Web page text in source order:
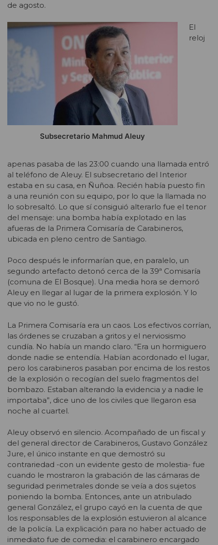
de agosto.
Subsecretario Mahmud Aleuy
El
reloj
apenas pasaba de las 23:00 cuando una llamada entró
al teléfono de Aleuy. El subsecretario del Interior
estaba en su casa, en Ñuñoa. Recién había puesto fin
a una reunión con su equipo, por lo que la llamada no
lo sobresaltó. Lo que sí consiguió alterarlo fue el tenor
del mensaje: una bomba había explotado en las
afueras de la Primera Comisaría de Carabineros,
ubicada en pleno centro de Santiago.
Poco después le informarían que, en paralelo, un
segundo artefacto detonó cerca de la 39ª Comisaría
(comuna de El Bosque). Una media hora se demoró
Aleuy en llegar al lugar de la primera explosión. Y lo
que vio no le gustó.
La Primera Comisaría era un caos. Los efectivos corrían,
las órdenes se cruzaban a gritos y el nerviosismo
cundía. No había un mando claro. “Era un hormiguero
donde nadie se entendía. Habían acordonado el lugar,
pero los carabineros pasaban por encima de los restos
de la explosión o recogían del suelo fragmentos del
bombazo. Estaban alterando la evidencia y a nadie le
importaba”, dice uno de los civiles que llegaron esa
noche al cuartel.
Aleuy observó en silencio. Acompañado de un fiscal y
del general director de Carabineros, Gustavo González
Jure, el único instante en que demostró su
contrariedad -con un evidente gesto de molestia- fue
cuando le mostraron la grabación de las cámaras de
seguridad perimetrales donde se veía a dos sujetos
poniendo la bomba. Entonces, ante un atribulado
general González, el grupo cayó en la cuenta de que
los responsables de la explosión estuvieron al alcance
de la policía. La explicación para no haber actuado de
inmediato fue de comedia: el carabinero encargado